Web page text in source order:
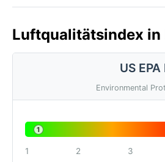
Luftqualitätsindex
US
Environmental
1
1 2 3